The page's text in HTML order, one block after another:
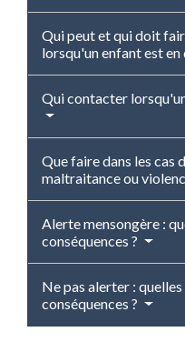
Qui peut et qui doit
lorsqu'un enfant est en
Qui contacter
Que faire dans les cas
maltraitance ou
Alerte mensongère :
conséquences ?
Ne pas alerter : quelles
conséquences ?